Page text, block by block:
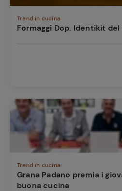
Trend in cucina
Formaggi Dop. Identikit del
Trend in cucina
Grana Padano premia i
buona cucina